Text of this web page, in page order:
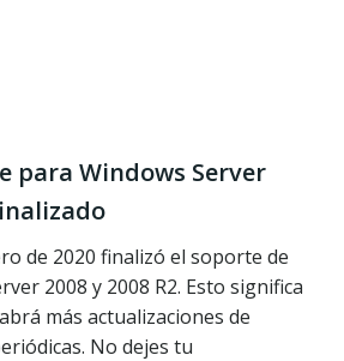
para Windows Server
de 2020 finalizó el soporte de
2008 y 2008 R2. Esto significa
más actualizaciones de
No dejes tu